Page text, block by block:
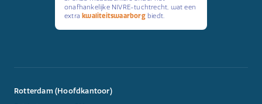
onafhankelijke NIVRE-tuchtrecht, wat een
extrakwaliteitswaarborgbiedt.
Rotterdam (Hoofdkantoor)